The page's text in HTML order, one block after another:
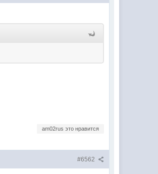
am02rus это нравится
#6562